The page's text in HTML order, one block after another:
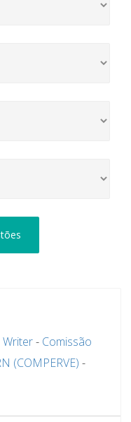
Writer- Comissão
(COMPERVE) -